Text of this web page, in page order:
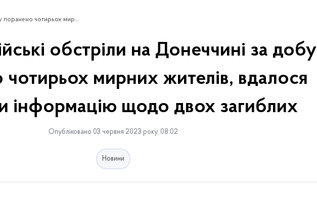
уточнити інформацію щодо двох загиблих
обстріли на Донеччині за добу
мирних жителів, вдалося
інформацію щодо двох загиблих
Опубліковано 03 червня 2023 року, 08:02
Новини